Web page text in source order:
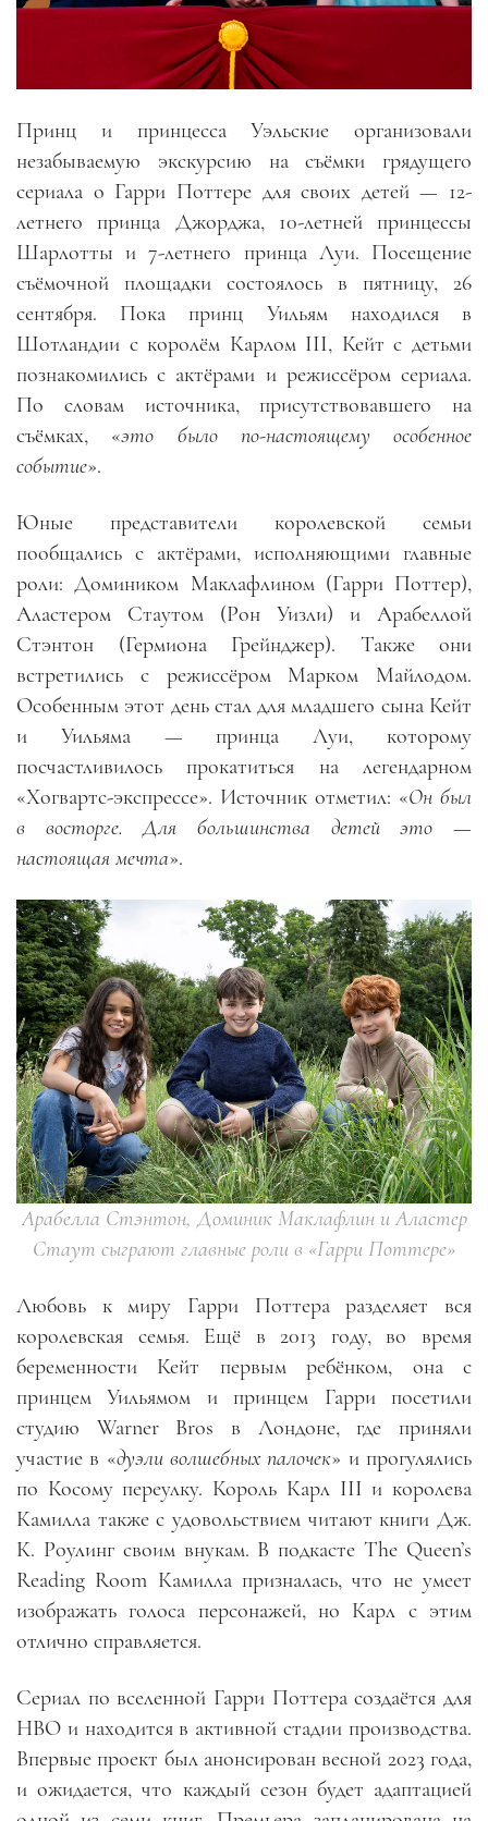
Принц и принцесса Уэльские организовали
незабываемую экскурсию на съёмки грядущего
сериала о Гарри Поттере для своих детей — 12-
летнего принца Джорджа, 10-летней принцессы
Шарлотты и 7-летнего принца Луи. Посещение
съёмочной площадки состоялось в пятницу, 26
сентября. Пока принц Уильям находился в
Шотландии с королём Карлом III, Кейт с детьми
познакомились с актёрами и режиссёром сериала.
По словам источника, присутствовавшего на
съёмках, «это было по-настоящему особенное
событие».
Юные представители королевской семьи
пообщались с актёрами, исполняющими главные
роли: Домиником Маклафлином (Гарри Поттер),
Аластером Стаутом (Рон Уизли) и Арабеллой
Стэнтон (Гермиона Грейнджер). Также они
встретились с режиссёром Марком Майлодом.
Особенным этот день стал для младшего сына Кейт
и Уильяма — принца Луи, которому
посчастливилось прокатиться на легендарном
«Хогвартс-экспрессе». Источник отметил: «Он был
в восторге. Для большинства детей это —
настоящая мечта».
Арабелла Стэнтон, Доминик Маклафлин и Аластер
Стаут сыграют главные роли в «Гарри Поттере»
Любовь к миру Гарри Поттера разделяет вся
королевская семья. Ещё в 2013 году, во время
беременности Кейт первым ребёнком, она с
принцем Уильямом и принцем Гарри посетили
студию Warner Bros в Лондоне, где приняли
участие в «дуэли волшебных палочек» и прогулялись
по Косому переулку. Король Карл III и королева
Камилла также с удовольствием читают книги Дж.
К. Роулинг своим внукам. В подкасте The Queen’s
Reading Room Камилла призналась, что не умеет
изображать голоса персонажей, но Карл с этим
отлично справляется.
Сериал по вселенной Гарри Поттера создаётся для
HBO и находится в активной стадии производства.
Впервые проект был анонсирован весной 2023 года,
и ожидается, что каждый сезон будет адаптацией